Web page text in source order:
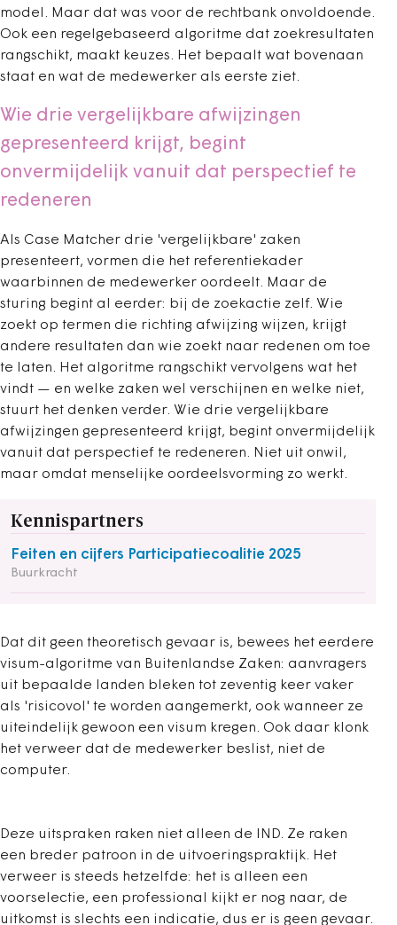
model. Maar dat was voor de rechtbank onvoldoende.
Ook een regelgebaseerd algoritme dat zoekresultaten
rangschikt, maakt keuzes. Het bepaalt wat bovenaan
staat en wat de medewerker als eerste ziet.
Wie drie vergelijkbare afwijzingen
gepresenteerd krijgt, begint
onvermijdelijk vanuit dat perspectief te
redeneren
Als Case Matcher drie 'vergelijkbare' zaken
presenteert, vormen die het referentiekader
waarbinnen de medewerker oordeelt. Maar de
sturing begint al eerder: bij de zoekactie zelf. Wie
zoekt op termen die richting afwijzing wijzen, krijgt
andere resultaten dan wie zoekt naar redenen om toe
te laten. Het algoritme rangschikt vervolgens wat het
vindt — en welke zaken wel verschijnen en welke niet,
stuurt het denken verder. Wie drie vergelijkbare
afwijzingen gepresenteerd krijgt, begint onvermijdelijk
vanuit dat perspectief te redeneren. Niet uit onwil,
maar omdat menselijke oordeelsvorming zo werkt.
Kennispartners
Feiten en cijfers Participatiecoalitie 2025
Buurkracht
Dat dit geen theoretisch gevaar is, bewees het eerdere
visum-algoritme van Buitenlandse Zaken: aanvragers
uit bepaalde landen bleken tot zeventig keer vaker
als 'risicovol' te worden aangemerkt, ook wanneer ze
uiteindelijk gewoon een visum kregen. Ook daar klonk
het verweer dat de medewerker beslist, niet de
computer.
Deze uitspraken raken niet alleen de IND. Ze raken
een breder patroon in de uitvoeringspraktijk. Het
verweer is steeds hetzelfde: het is alleen een
voorselectie, een professional kijkt er nog naar, de
uitkomst is slechts een indicatie, dus er is geen gevaar.